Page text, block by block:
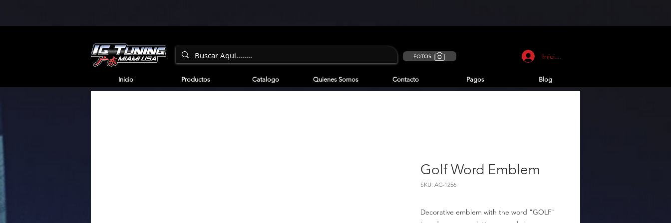
FOTOS Iniciar sesión
Inicio Productos Catalogo Quienes Somos Contacto Pagos Blog
Golf Word Emblem
SKU: AC-1256
Decorative emblem with the word "GOLF"